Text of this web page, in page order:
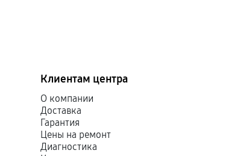
Клиентам центра
О компании
Доставка
Гарантия
Цены на ремонт
Диагностика